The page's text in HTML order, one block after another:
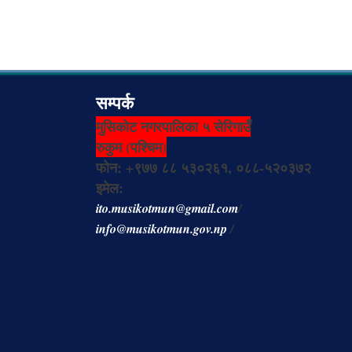
सम्पर्क
मुसिकोट नगरपालिका ५ सेरिगाउँ
रुकुम (पश्चिम)
फोन: +९७७ ८८ ५३०२६१, ०८८-५२०३७२
इमेल:
ito.musikotmun@gmail.com/
info@musikotmun.gov.np/